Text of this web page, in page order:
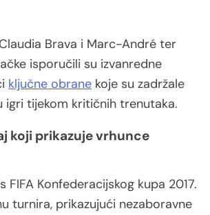
Brava i Marc-André ter
isporučili su izvanredne
ključne obrane koje su zadržale
igri tijekom kritičnih trenutaka.
koji prikazuje vrhunce
FIFA Konfederacijskog kupa 2017.
turnira, prikazujući nezaboravne